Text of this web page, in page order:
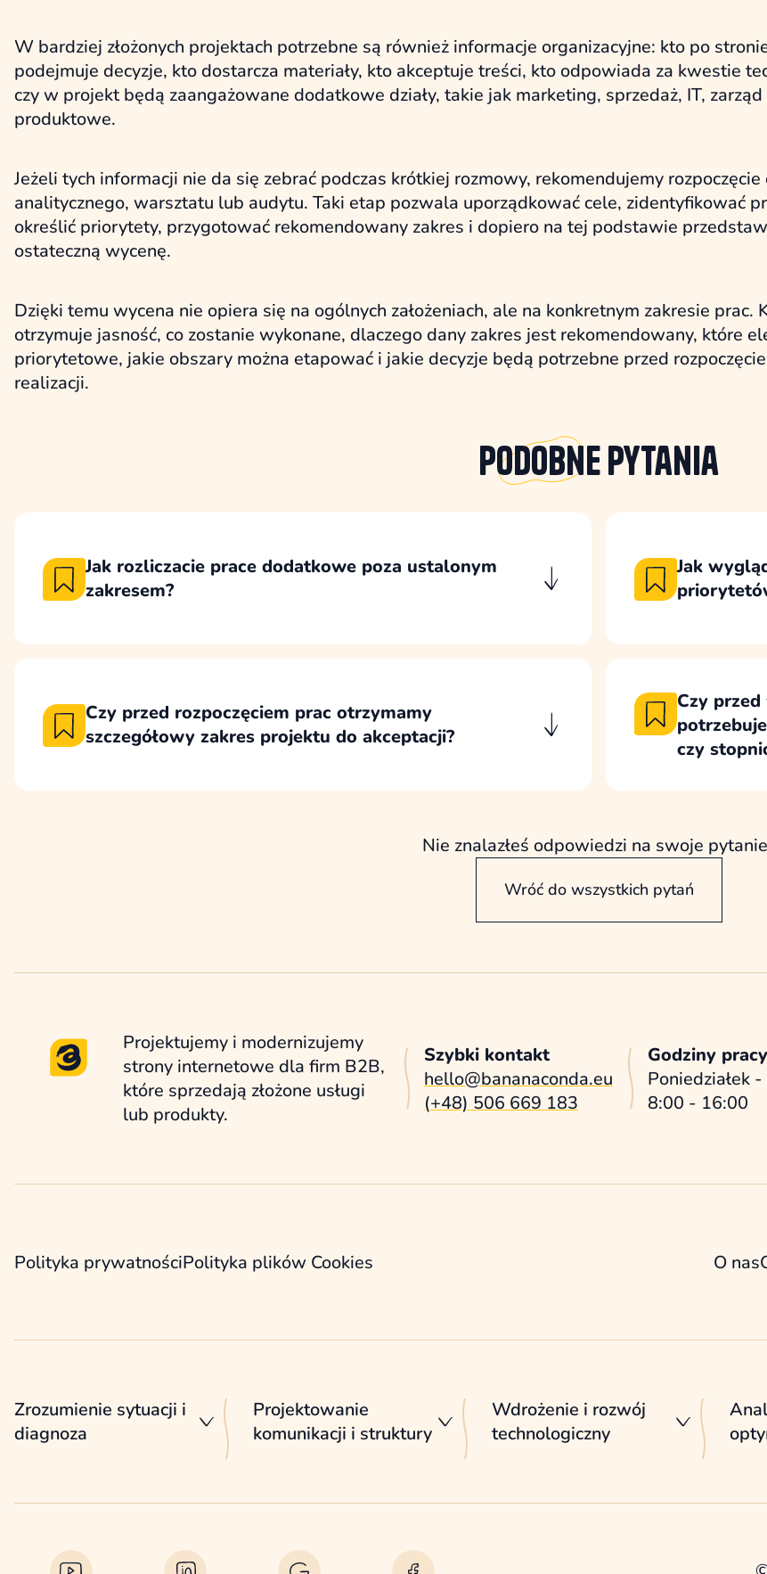
W bardziej złożonych projektach potrzebne są również informacje organizacyjne: kto po
podejmuje decyzje, kto dostarcza materiały, kto akceptuje treści, kto odpowiada za kwestie
czy w projekt będą zaangażowane dodatkowe działy, takie jak marketing, sprzedaż, IT,
produktowe.
Jeżeli tych informacji nie da się zebrać podczas krótkiej rozmowy, rekomendujemy
analitycznego, warsztatu lub audytu. Taki etap pozwala uporządkować cele, zidentyfikować
określić priorytety, przygotować rekomendowany zakres i dopiero na tej podstawie
ostateczną wycenę.
Dzięki temu wycena nie opiera się na ogólnych założeniach, ale na konkretnym zakresie prac.
otrzymuje jasność, co zostanie wykonane, dlaczego dany zakres jest rekomendowany, które
priorytetowe, jakie obszary można etapować i jakie decyzje będą potrzebne przed
realizacji.
Podobnepytania
Jak rozliczacie prace dodatkowe poza ustalonym
zakresem?
Jak
Czy przed rozpoczęciem prac otrzymamy
szczegółowy zakres projektu do akceptacji?
Czy
czy
Nie znalazłeś odpowiedzi na swoje
Wróć do wszystkich pytań
Projektujemy i modernizujemy
strony internetowe dla firm B2B,
które sprzedają złożone usługi
lub produkty.
Szybki kontakt
hello@bananaconda.eu
(+48) 506 669 183
Godziny pracy
Poniedziałek
8:00 - 16:00
Polityka prywatnościPolityka plików Cookies O nas
Zrozumienie sytuacji i
diagnoza
Projektowanie
komunikacji i struktury
Wdrożenie i rozwój
technologiczny